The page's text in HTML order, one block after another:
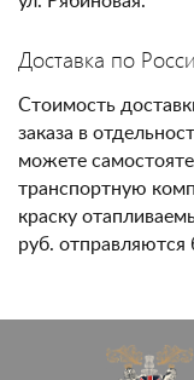
Доставка по
Стоимость
заказа в
можете
транспортную
краску
руб. отправляются